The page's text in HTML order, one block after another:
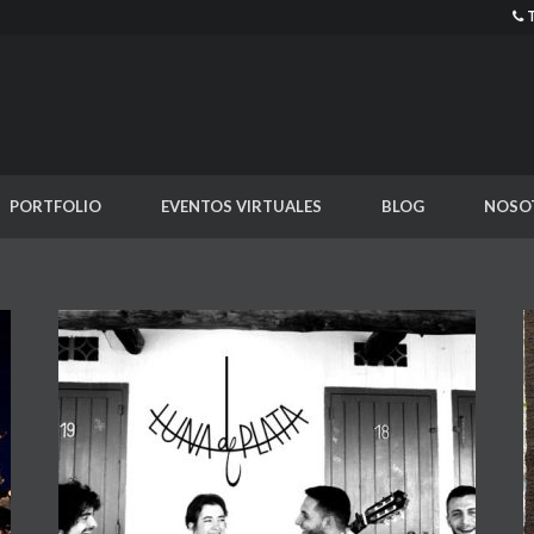
PORTFOLIO EVENTOS VIRTUALES BLOG